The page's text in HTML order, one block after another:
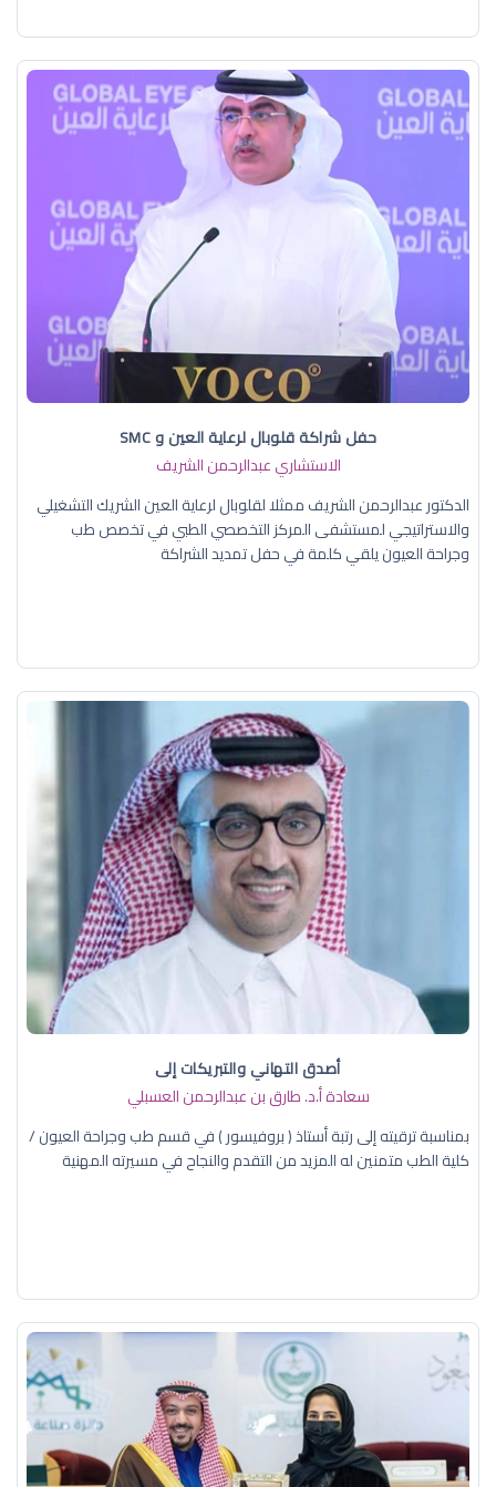
حفل شراكة قلوبال لرعاية العين و SMC
الاستشاري عبدالرحمن الشريف
الدكتور عبدالرحمن الشريف ممثلا لقلوبال لرعاية العين الشريك التشغيلي
والاستراتيجي لمستشفى المركز التخصصي الطبي في تخصص طب
وجراحة العيون يلقي كلمة في حفل تمديد الشراكة
أصدق التهاني والتبريكات إلى
سعادة أ.د. ​طارق بن عبدالرحمن العسبلي
بمناسبة ترقيته إلى رتبة أستاذ ( بروفيسور ) في قسم طب وجراحة العيون /
كلية الطب متمنين له المزيد من التقدم والنجاح في مسيرته المهنية